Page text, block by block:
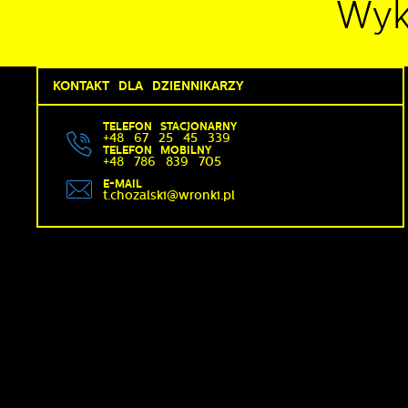
KONTAKT DLA DZIENNIKARZY
TELEFON STACJONARNY
+48 67 25 45 339
TELEFON MOBILNY
+48 786 839 705
E-MAIL
t.chozalski@wronki.pl